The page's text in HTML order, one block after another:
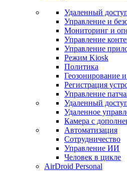
Удаленный
Управление и
Мониторинг и
Управление
Управление
Режим Kiosk
Политика
Геозонирование
Регистрация
Управление
Удаленный
Удаленное
Камера с
Автоматизация
Сотрудничество
Управление ИИ
Человек в цикле
AirDroid Personal